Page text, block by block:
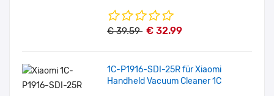
€ 39.59 € 32.99
1C-P1916-SDI-25R für Xiaomi
Handheld Vacuum Cleaner 1C